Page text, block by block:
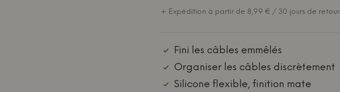
+ Expédition à partir de 8,99 € / 30 jours de retour
Fini les câbles emmêlés
Organiser les câbles discrètement
Silicone flexible, finition mate